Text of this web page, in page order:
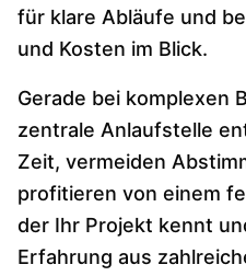
für klare Abläufe und
und Kosten im Blick.
Gerade bei komplexen
zentrale Anlaufstelle
Zeit, vermeiden
profitieren von einem
der Ihr Projekt kennt
Erfahrung aus